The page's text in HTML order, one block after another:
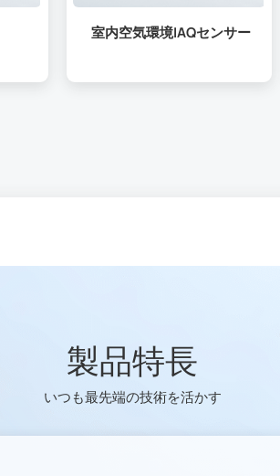
室内空気環境IAQセンサー
製品特長
いつも最先端の技術を活かす